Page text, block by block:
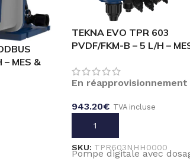
– MES &
TEKNA EVO TPR 603
PVDF/FKM-B – 5 L/H –
En réapprovisionnement
943.20€ TVA incluse
AJOUTER AU PANIER
SKU: TPR603NHH0000
Pompe digitale avec